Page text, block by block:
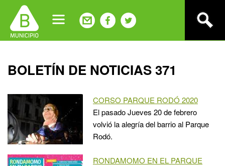
navigation
Back
to
BOLETÍN DE NOTICIAS 371
CORSO PARQUE RODÓ 2020
El pasado Jueves 20 de febrero
volvió la alegría del barrio al Parque
Rodó.
RONDAMOMO EN EL PARQUE